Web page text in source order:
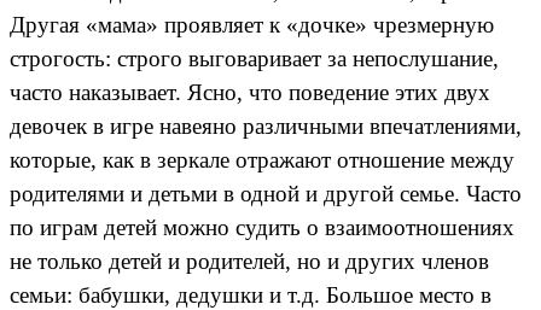
Другая «мама» проявляет к «дочке» чрезмерную
строгость: строго выговаривает за непослушание,
часто наказывает. Ясно, что поведение этих двух
девочек в игре навеяно различными впечатлениями,
которые, как в зеркале отражают отношение между
родителями и детьми в одной и другой семье. Часто
по играм детей можно судить о взаимоотношениях
не только детей и родителей, но и других членов
семьи: бабушки, дедушки и т.д. Большое место в